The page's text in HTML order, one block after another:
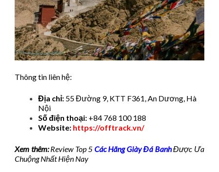
Thông tin liên hệ:
Địa chỉ: 55 Đường 9, KTT F361, An Dương, Hà
Nội
Số điện thoại: +84 768 100 188
Website: https://offtrack.vn/
Xem thêm:Review Top 5 Các Hãng Giày Đá BanhĐược Ưa
Chuộng Nhất Hiện Nay